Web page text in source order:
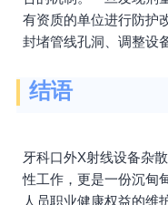
有资质的单位进行防护
封堵管线孔洞、调整设
结语
牙科口外X射线设备杂
性工作，更是一份沉甸
人员职业健康权益的维